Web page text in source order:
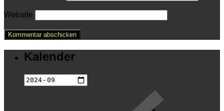
Website
Kalender